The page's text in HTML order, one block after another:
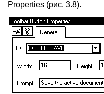
Properties (рис. 3.8).